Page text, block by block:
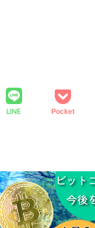
LINE Pocket